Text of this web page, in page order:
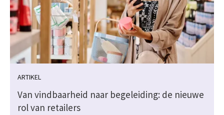
ARTIKEL
Van vindbaarheid naar begeleiding: de nieuwe
rol van retailers